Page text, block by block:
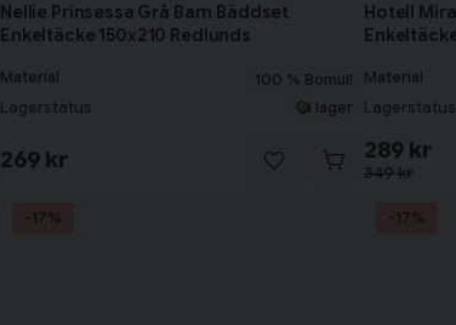
Nellie Prinsessa Grå Barn Bäddset
Enkeltäcke 150x210 Redlunds
Material 100 % Bomull
Lagerstatus I lager
269 kr
Hotell
Material
Lagerstatus
349 kr
289 kr
-17% -17%